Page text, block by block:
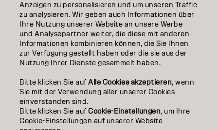
ÜBER
SALON FINDER
PARTNER WERDEN
ImpressumDatenschutzerklärungCookie Policy
NutzungsbedingungenBarrierefreiheitserklärung
Anzeigen zu personalisieren und um unseren Traffic
zu analysieren. Wir geben auch Informationen über
Ihre Nutzung unserer Website an unsere Werbe-
und Analysepartner weiter, die diese mit anderen
Informationen kombinieren können, die Sie Ihnen
zur Verfügung gestellt haben oder die sie aus der
Nutzung Ihrer Dienste gesammelt haben.
Bitte klicken Sie aufAlle Cookies akzeptieren, wenn
Sie mit der Verwendung aller unserer Cookies
einverstanden sind.
Bitte klicken Sie aufCookie-Einstellungen, um Ihre
Cookie-Einstellungen auf unserer Website